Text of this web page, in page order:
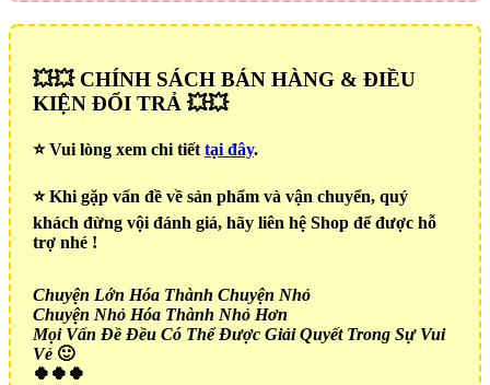
💥💥 CHÍNH SÁCH BÁN HÀNG & ĐIỀU
KIỆN ĐỔI TRẢ 💥💥
⭐️ Vui lòng xem chi tiết tại đây.
⭐️ Khi gặp vấn đề về sản phẩm và vận chuyển, quý
khách đừng vội đánh giá, hãy liên hệ Shop để được hỗ
trợ nhé !
Chuyện Lớn Hóa Thành Chuyện Nhỏ
Chuyện Nhỏ Hóa Thành Nhỏ Hơn
Mọi Vấn Đề Đều Có Thể Được Giải Quyết Trong Sự Vui
Vẻ 🙂
🍀🍀🍀